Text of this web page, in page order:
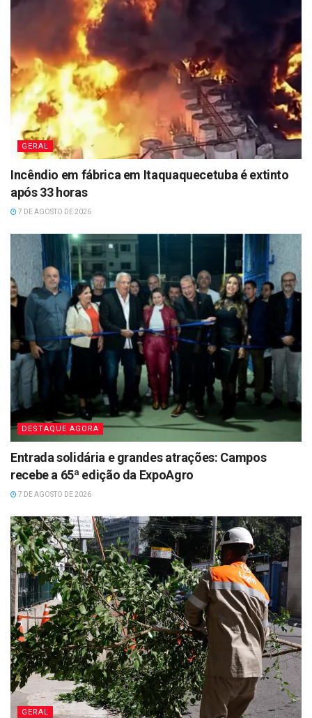
GERAL
Incêndio em fábrica em Itaquaquecetuba é extinto
após 33 horas
7 DE AGOSTO DE 2026
DESTAQUE AGORA
Entrada solidária e grandes atrações: Campos
recebe a 65ª edição da ExpoAgro
7 DE AGOSTO DE 2026
GERAL